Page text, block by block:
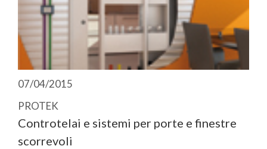
07/04/2015
PROTEK
Controtelai e sistemi per porte e finestre
scorrevoli